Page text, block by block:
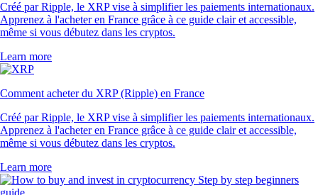
Créé par Ripple, le XRP vise à simplifier les paiements internationaux.
Apprenez à l'acheter en France grâce à ce guide clair et accessible,
même si vous débutez dans les cryptos.
Learn more
Comment acheter du XRP (Ripple) en France
Créé par Ripple, le XRP vise à simplifier les paiements internationaux.
Apprenez à l'acheter en France grâce à ce guide clair et accessible,
même si vous débutez dans les cryptos.
Learn more